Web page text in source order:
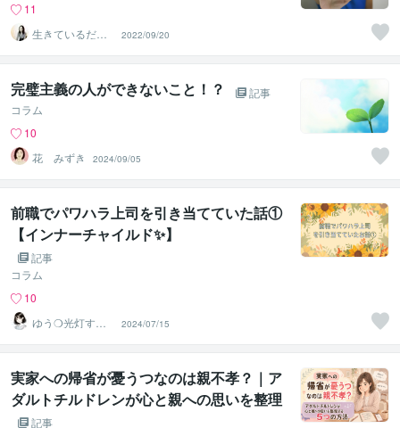
11
生きているだけ
でカウンセラ
ー 紀凛
2022/09/20
完璧主義の人ができないこと！？
記事
コラム
10
花 みずき
2024/09/05
前職でパワハラ上司を引き当てていた話①
【インナーチャイルド✨】
記事
コラム
10
ゆう❍光灯す心
のよりどころ❍
2024/07/15
実家への帰省が憂うつなのは親不孝？｜ア
ダルトチルドレンが心と親への思いを整理
する5つの方法
記事